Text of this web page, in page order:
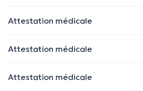
Attestation médicale
Attestation médicale
Attestation médicale